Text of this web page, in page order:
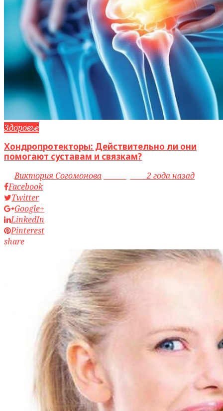
Здоровье
Хондропротекторы: Действительно ли они
помогают суставам и связкам?
byВиктория Согомонова access_time2 года назад
Facebook
Twitter
Google+
LinkedIn
Pinterest
share